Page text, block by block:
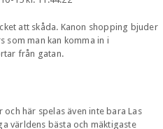
att skåda. Kanon shopping bjuder
som man kan komma in i
från gatan.
här spelas även inte bara Las
världens bästa och mäktigaste